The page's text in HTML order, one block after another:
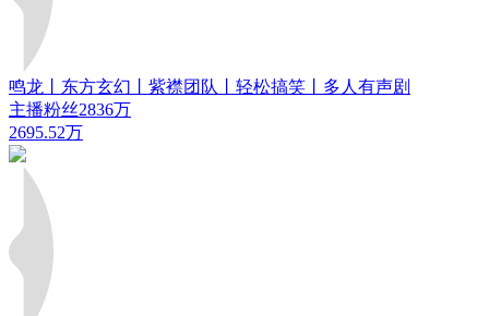
鸣龙丨东方玄幻丨紫襟团队丨轻松搞笑丨多人有声剧
主播粉丝2836万
2695.52万